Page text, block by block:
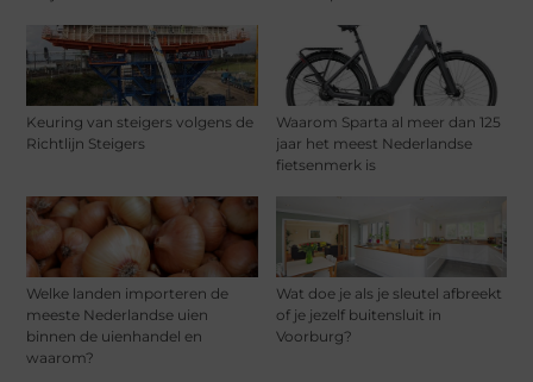
Keuring van steigers volgens de
Richtlijn Steigers
Waarom Sparta al meer dan 125
jaar het meest Nederlandse
fietsenmerk is
Welke landen importeren de
meeste Nederlandse uien
binnen de uienhandel en
waarom?
Wat doe je als je sleutel afbreekt
of je jezelf buitensluit in
Voorburg?